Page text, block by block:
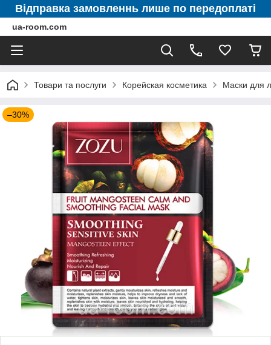
Відправка замовленнь лише по передоплаті
ua-room.com
Товари та послуги Корейская косметика Маски для
–30%